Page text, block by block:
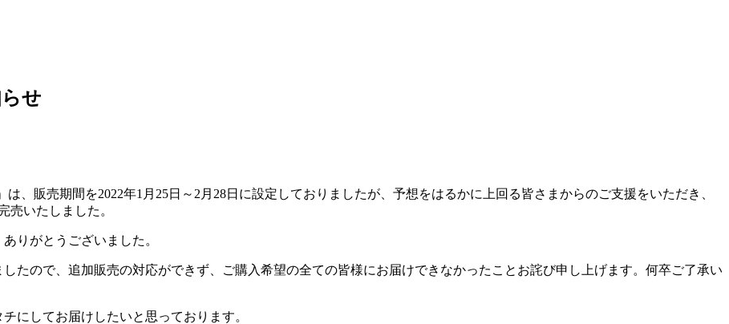
せ
、販売期間を2022年1月25日～2月28日に設定しておりましたが、予想をはるかに上回る皆さまからのご支援をいただき、
売いたしました。
りがとうございました。
たので、追加販売の対応ができず、ご購入希望の全ての皆様にお届けできなかったことお詫び申し上げます。何卒ご了承い
にしてお届けしたいと思っております。